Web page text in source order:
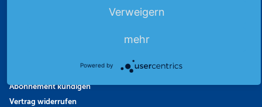
Abonnement kündigen
Vertrag widerrufen
Verweigern
mehr
Powered by